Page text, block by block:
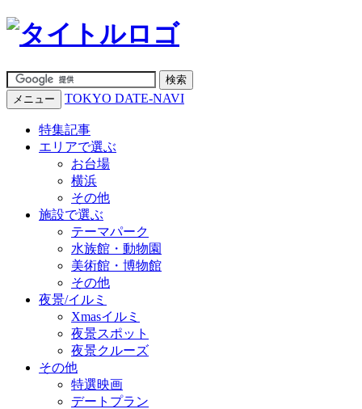
メニュー TOKYO DATE-NAVI
特集記事
エリアで選ぶ
お台場
横浜
その他
施設で選ぶ
テーマパーク
水族館・動物園
美術館・博物館
その他
夜景/イルミ
Xmasイルミ
夜景スポット
夜景クルーズ
その他
特選映画
デートプラン